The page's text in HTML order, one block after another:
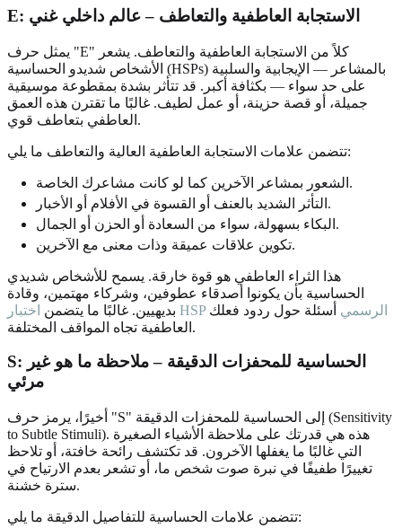
E: الاستجابة العاطفية والتعاطف – عالم داخلي غني
يمثل حرف "E" كلاً من الاستجابة العاطفية والتعاطف. يشعر
الأشخاص شديدو الحساسية (HSPs) بالمشاعر — الإيجابية والسلبية
على حد سواء — بكثافة أكبر. قد تتأثر بشدة بمقطوعة موسيقية
جميلة، أو قصة حزينة، أو عمل لطيف. غالبًا ما تقترن هذه العمق
العاطفي بتعاطف قوي.
تتضمن علامات الاستجابة العاطفية العالية والتعاطف ما يلي:
الشعور بمشاعر الآخرين كما لو كانت مشاعرك الخاصة.
التأثر الشديد بالعنف أو القسوة في الأفلام أو الأخبار.
البكاء بسهولة، سواء من السعادة أو الحزن أو الجمال.
تكوين علاقات عميقة وذات معنى مع الآخرين.
هذا الثراء العاطفي هو قوة خارقة. يسمح للأشخاص شديدي
الحساسية بأن يكونوا أصدقاء عطوفين، وشركاء مهتمين، وقادة
بديهيين. غالبًا ما يتضمن
اختبار HSP الرسمي أسئلة حول ردود فعلك
العاطفية تجاه المواقف المختلفة.
S: الحساسية للمحفزات الدقيقة – ملاحظة ما هو غير
مرئي
أخيرًا، يرمز حرف "S" إلى الحساسية للمحفزات الدقيقة (Sensitivity
to Subtle Stimuli). هذه هي قدرتك على ملاحظة الأشياء الصغيرة
التي غالبًا ما يغفلها الآخرون. قد تكتشف رائحة خافتة، أو تلاحظ
تغييرًا طفيفًا في نبرة صوت شخص ما، أو تشعر بعدم الارتياح في
سترة خشنة.
تتضمن علامات الحساسية للتفاصيل الدقيقة ما يلي: